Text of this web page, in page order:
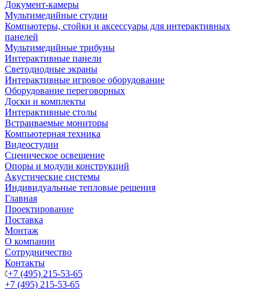
Документ-камеры
Мультимедийные студии
Компьютеры, стойки и аксессуары для интерактивных
панелей
Мультимедийные трибуны
Интерактивные панели
Светодиодные экраны
Интерактивные игровое оборудование
Оборудование переговорных
Доски и комплекты
Интерактивные столы
Встраиваемые мониторы
Компьютерная техника
Видеостудии
Cценическое освещение
Опоры и модули конструкций
Акустические системы
Индивидуальные тепловые решения
Главная
Проектирование
Поставка
Монтаж
О компании
Сотрудничество
Контакты
+7 (495) 215-53-65
+7 (495) 215-53-65